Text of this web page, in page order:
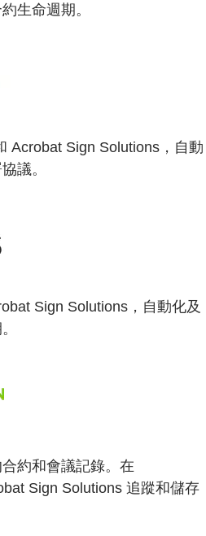
生命週期。
Acrobat Sign Solutions，自動
議。
Sign Solutions，自動化及
約和會議記錄。在
Sign Solutions 追蹤和儲存